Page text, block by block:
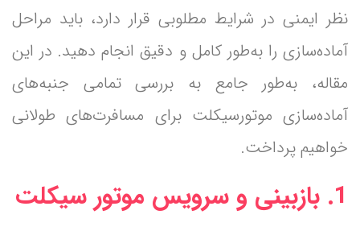
نظر ایمنی در شرایط مطلوبی قرار دارد، باید مراحل
آماده‌سازی را به‌طور کامل و دقیق انجام دهید. در این
مقاله، به‌طور جامع به بررسی تمامی جنبه‌های
آماده‌سازی موتورسیکلت برای مسافرت‌های طولانی
خواهیم پرداخت.
1. بازبینی و سرویس موتور سیکلت